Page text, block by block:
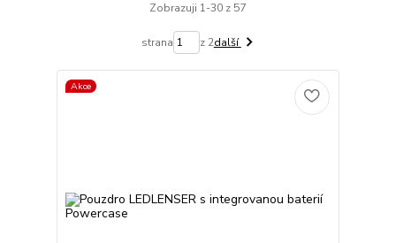
Zobrazuji 1-30 z 57
strana z 2další
Akce